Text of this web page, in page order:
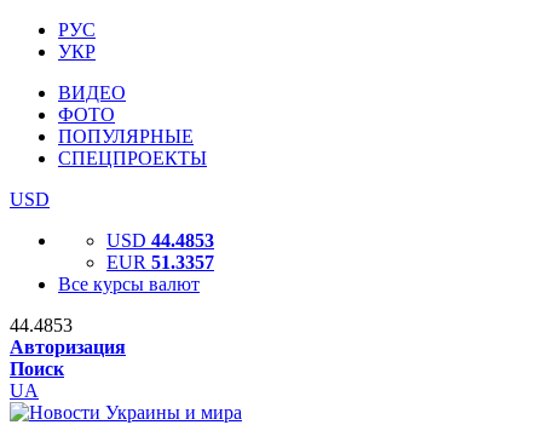
РУС
УКР
ВИДЕО
ФОТО
ПОПУЛЯРНЫЕ
СПЕЦПРОЕКТЫ
USD
USD 44.4853
EUR 51.3357
Все курсы валют
44.4853
Авторизация
Поиск
UA